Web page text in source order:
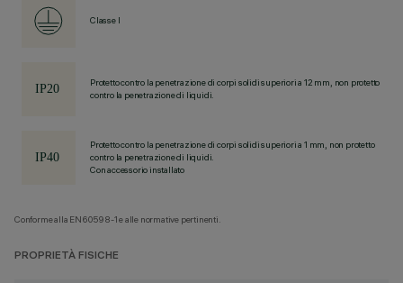
Classe I
Protetto contro la penetrazione di corpi solidi superiori a 12 mm, non protetto
contro la penetrazione di liquidi.
Protetto contro la penetrazione di corpi solidi superiori a 1 mm, non protetto
contro la penetrazione di liquidi.
Con accessorio installato
Conforme alla EN60598-1 e alle normative pertinenti.
PROPRIETÀ FISICHE